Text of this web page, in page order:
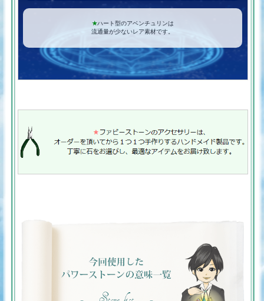
★ハート型のアベンチュリンは
流通量が少ないレア素材です。